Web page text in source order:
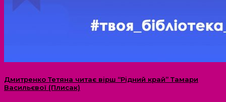
Дмитренко Тетяна читає вірш “Рідний край” Тамари
Васильєвої (Плисак)